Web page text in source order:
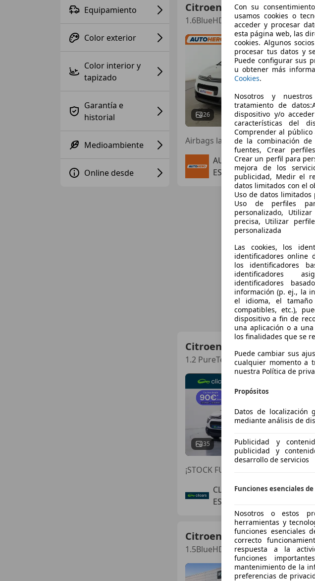
Equipamiento
Color exterior
Color interior y
tapizado
Garantía e
historial
Medioambiente
Online desde
Citroen C3
1.6BlueHDi S&S Feel 75
26
Airbags laterales, ABS, ESP,
AUTOHERO CENTER
ES-28050 MADRID
Citroen C3
1.2 PureTech S&S Feel 83
35
¡STOCK FUERA! Hasta -45% dto
CLICARS MADRID
ES-28021 MADRID
Citroen C3
1.5BlueHDi S&S Feel Pack 100
Con su
usamos cookies o
acceder y procesar
esta página web, las
cookies. Algunos
procesar tus datos y
Puede configurar sus
u obtener más
Cookies.
Nosotros y
tratamiento de
dispositivo y/o
características del
Comprender al
de la combinación de
fuentes, Crear
Crear un perfil para
mejora de los
publicidad, Medir el
datos limitados con el
Uso de datos limitados
Uso de perfiles
personalizado,
precisa, Utilizar
personalizada
Las cookies, los
identificadores online
los identificadores
identificadores
identificadores
información (p. ej., la
el idioma, el
compatibles, etc.),
dispositivo a fin de
una aplicación o a
los finalidades que se
Puede cambiar sus
cualquier momento a
nuestra Política de
Propósitos
Datos de localización
mediante análisis de
Publicidad y
publicidad y
desarrollo de servicios
Funciones esenciales
Nosotros o estos
herramientas y
funciones esenciales
correcto
respuesta a la
funciones
mantenimiento de la
preferencias de